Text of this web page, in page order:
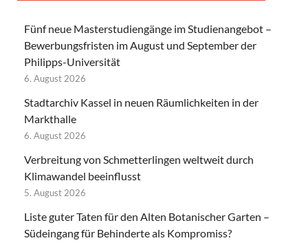
Fünf neue Masterstudiengänge im Studienangebot –
Bewerbungsfristen im August und September der
Philipps-Universität
6. August 2026
Stadtarchiv Kassel in neuen Räumlichkeiten in der
Markthalle
6. August 2026
Verbreitung von Schmetterlingen weltweit durch
Klimawandel beeinflusst
5. August 2026
Liste guter Taten für den Alten Botanischer Garten –
Südeingang für Behinderte als Kompromiss?